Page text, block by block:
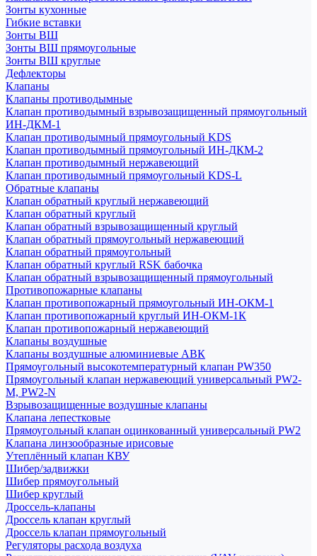
Зонты кухонные
Гибкие вставки
Зонты ВШ
Зонты ВШ прямоугольные
Зонты ВШ круглые
Дефлекторы
Клапаны
Клапаны противодымные
Клапан противодымный взрывозащищенный прямоугольный
ИН-ДКМ-1
Клапан противодымный прямоугольный KDS
Клапан противодымный прямоугольный ИН-ДКМ-2
Клапан противодымный нержавеющий
Клапан противодымный прямоугольный KDS-L
Обратные клапаны
Клапан обратный круглый нержавеющий
Клапан обратный круглый
Клапан обратный взрывозащищенный круглый
Клапан обратный прямоугольный нержавеющий
Клапан обратный прямоугольный
Клапан обратный круглый RSK бабочка
Клапан обратный взрывозащищенный прямоугольный
Противопожарные клапаны
Клапан противопожарный прямоугольный ИН-ОКМ-1
Клапан противопожарный круглый ИН-ОКМ-1К
Клапан противопожарный нержавеющий
Клапаны воздушные
Клапаны воздушные алюминиевые АВК
Прямоугольный высокотемпературный клапан PW350
Прямоугольный клапан нержавеющий универсальный PW2-
M, PW2-N
Взрывозащищенные воздушные клапаны
Клапана лепестковые
Прямоугольный клапан оцинкованный универсальный PW2
Клапана линзообразные ирисовые
Утеплённый клапан КВУ
Шибер/задвижки
Шибер прямоугольный
Шибер круглый
Дроссель-клапаны
Дроссель клапан круглый
Дроссель клапан прямоугольный
Регуляторы расхода воздуха